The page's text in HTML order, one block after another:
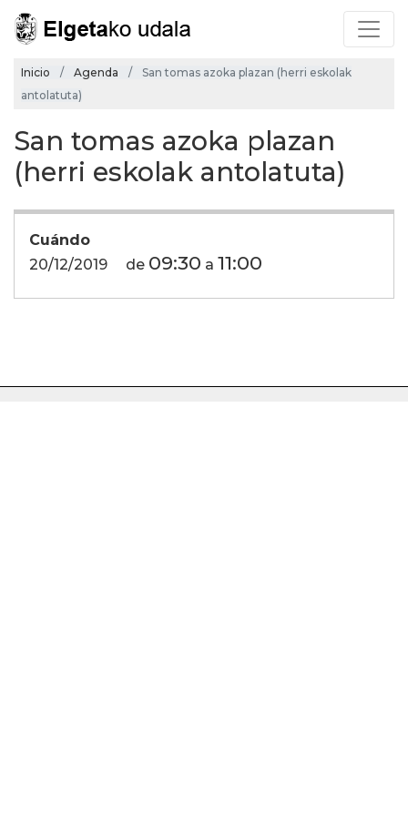
Inicio Agenda
San tomas azoka plazan (herri eskolak
antolatuta)
San tomas azoka plazan
(herri eskolak antolatuta)
Cuándo
20/12/2019
de 09:30 a 11:00